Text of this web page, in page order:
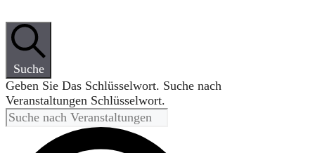
Suche
Geben Sie Das Schlüsselwort. Suche nach
Veranstaltungen Schlüsselwort.